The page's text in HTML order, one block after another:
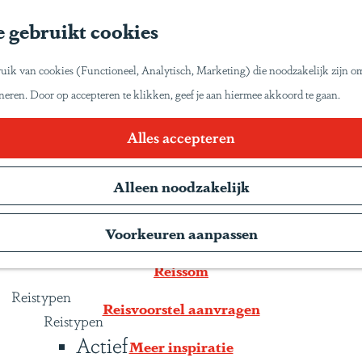
gebruikt cookies
van cookies (Functioneel, Analytisch, Marketing) die noodzakelijk zijn
Door op accepteren te klikken, geef je aan hiermee akkoord te gaan.
Alles accepteren
Alleen noodzakelijk
Voorkeuren aanpassen
Inspiratie
Reisinspiratie
Blog
Duurzaam reizen
Gente Mágica
Inspiratiedagen
KLM Holland Herald
Magazine
Webinars
Reistypen
Reistypen
Actief
zo van Latijns-Amerika laten genieten zoals wij
Kleurrijk Colombia met huurauto
Reisbeschrijving
Reissom
Reisvoorstel aanvragen
Meer inspiratie